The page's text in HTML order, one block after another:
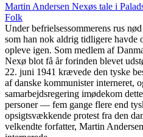
Martin Andersen Nexøs tale i
Folk
Under befrielsessommerens rus
som han nok aldrig tidligere
opleve igen. Som medlem af
Nexø blot få år forinden blevet
22. juni 1941 krævede den tyske
af danske kommunister interneret,
samarbejdsregering imødekom
personer — fem gange flere end
opsigtsvækkende protest fra den
velkendte forfatter, Martin